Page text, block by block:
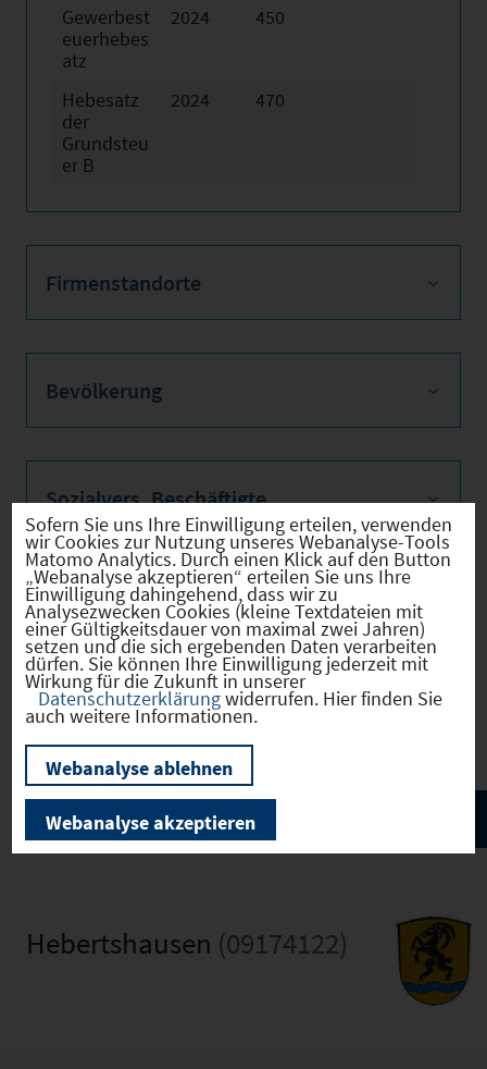
Gewerbest
euerhebes
atz
2024 450
Hebesatz
der
Grundsteu
er B
2024 470
Firmenstandorte
Bevölkerung
Sozialvers. Beschäftigte
Verkehrsinfrastruktur
Kommunale Infrastruktur
Hebertshausen (09174122)
Sofern Sie uns Ihre Einwilligung erteilen, verwenden
wir Cookies zur Nutzung unseres Webanalyse-Tools
Matomo Analytics. Durch einen Klick auf den Button
„Webanalyse akzeptieren“ erteilen Sie uns Ihre
Einwilligung dahingehend, dass wir zu
Analysezwecken Cookies (kleine Textdateien mit
einer Gültigkeitsdauer von maximal zwei Jahren)
setzen und die sich ergebenden Daten verarbeiten
dürfen. Sie können Ihre Einwilligung jederzeit mit
Wirkung für die Zukunft in unserer
Datenschutzerklärungwiderrufen. Hier finden Sie
auch weitere Informationen.
Webanalyse ablehnen
Webanalyse akzeptieren